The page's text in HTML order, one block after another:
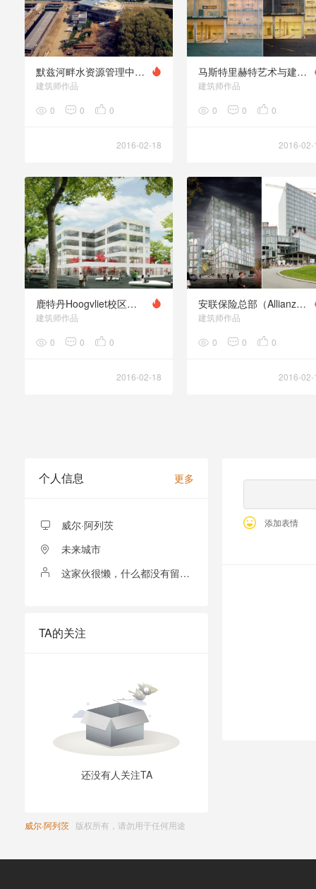
默兹河畔水资源管理中心（Regiocentrale Zuid Levee Control Center）
建筑师作品
0 0 0
2016-02-18
马斯特里赫特艺术与建筑学院（Academy of Art & Architecture）
建筑师作品
0 0 0
2016-
鹿特丹Hoogvliet校区（Campus Hoogvliet in Rotterdam）
建筑师作品
0 0 0
2016-02-18
安联保险总部（Allianz Headquarters）
建筑师作品
0 0 0
2016-
个人信息 更多
威尔·阿列茨
未来城市
这家伙很懒，什么都没有留下！
TA的关注
还没有人关注TA
威尔·阿列茨 版权所有，请勿用于任何用途
添加表情